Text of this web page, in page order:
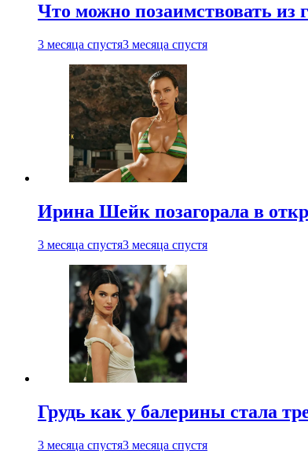
Что можно позаимствовать из
3 месяца спустя3 месяца спустя
Ирина Шейк позагорала в
3 месяца спустя3 месяца спустя
Грудь как у балерины стала
3 месяца спустя3 месяца спустя